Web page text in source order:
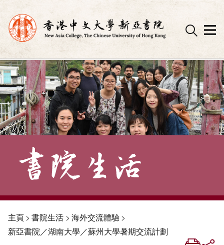
Skip
to
content
主頁> 書院生活 > 海外交流體驗>
新亞書院／湖南大學／蘇州大學暑期交流計劃